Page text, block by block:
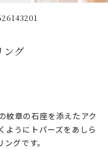
ング
紋章の石座を添えたアク
ようにトパーズをあしら
グです。